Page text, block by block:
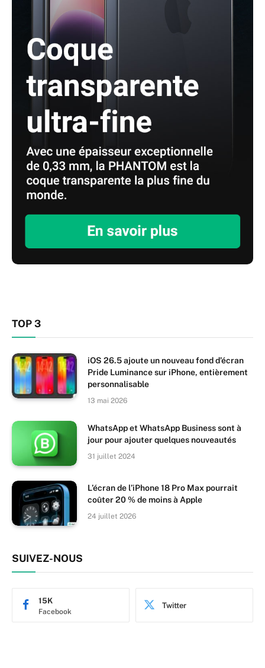
TOP 3
iOS 26.5 ajoute un nouveau fond d’écran
Pride Luminance sur iPhone, entièrement
personnalisable
13 mai 2026
WhatsApp et WhatsApp Business sont à
jour pour ajouter quelques nouveautés
31 juillet 2024
L’écran de l’iPhone 18 Pro Max pourrait
coûter 20 % de moins à Apple
24 juillet 2026
SUIVEZ-NOUS
Facebook
15K Twitter